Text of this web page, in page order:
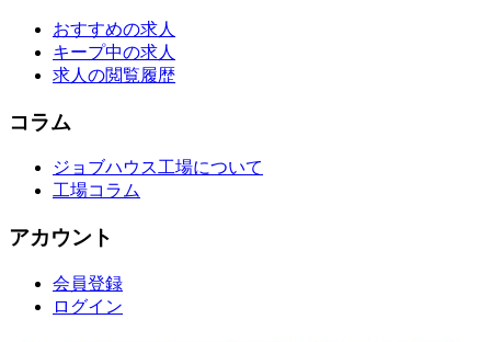
おすすめの求人
キープ中の求人
求人の閲覧履歴
コラム
ジョブハウス工場について
工場コラム
アカウント
会員登録
ログイン